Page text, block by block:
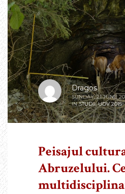
Dragos
SUNDAY, 21 JUNE
IN STUDII,UDV 2015
Peisajul
Abruzelului.